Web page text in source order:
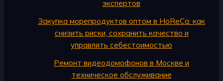
экспертов
Закупка морепродуктов оптом в HoReCa: как
снизить риски, сохранить качество и
управлять себестоимостью
Ремонт видеодомофонов в Москве и
техническое обслуживание